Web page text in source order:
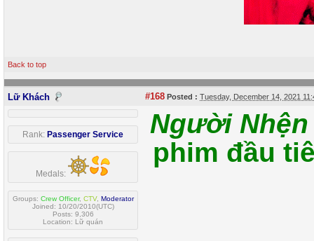
Back to top
Lữ Khách #168 Posted : Tuesday, December 14, 2021
Rank: Passenger Service
Medals:
Groups: Crew Officer, CTV, Moderator
Joined: 10/20/2010(UTC)
Posts: 9,306
Location: Lữ quán
Người
phim đầu